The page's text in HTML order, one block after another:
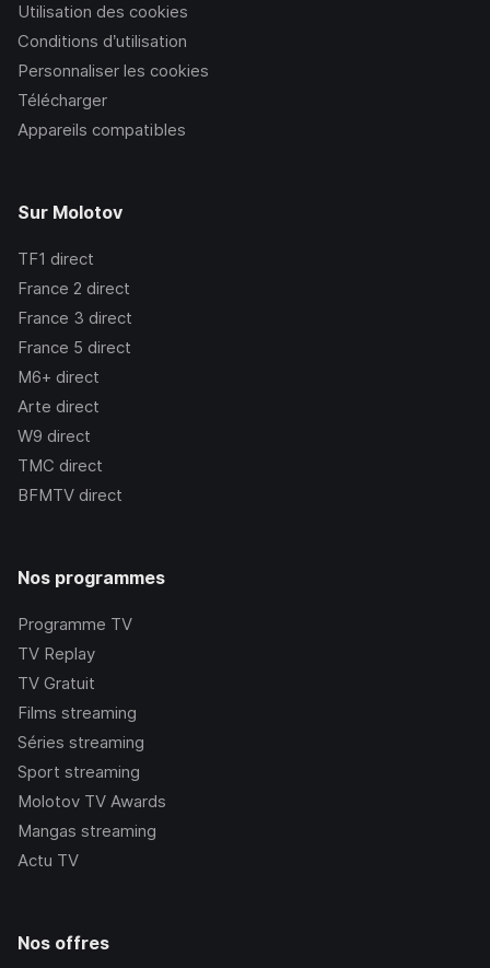
Utilisation des cookies
Conditions d’utilisation
Personnaliser les cookies
Télécharger
Appareils compatibles
Sur Molotov
TF1 direct
France 2 direct
France 3 direct
France 5 direct
M6+ direct
Arte direct
W9 direct
TMC direct
BFMTV direct
Nos programmes
Programme TV
TV Replay
TV Gratuit
Films streaming
Séries streaming
Sport streaming
Molotov TV Awards
Mangas streaming
Actu TV
Nos offres